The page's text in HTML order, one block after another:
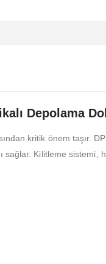
Depolama
kritik önem taşır.
Kilitleme